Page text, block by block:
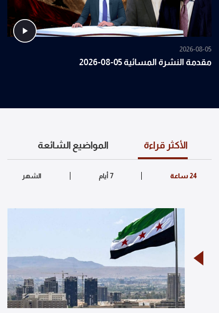
2026-08-05
مقدمة النشرة المسائية 05-08-2026
الأكثر قراءة المواضيع الشائعة